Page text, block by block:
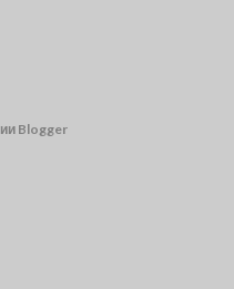
Blogger